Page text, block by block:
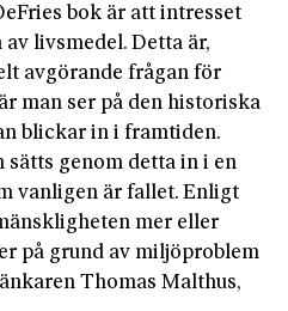
bok är att intresset
livsmedel. Detta är,
avgörande frågan för
man ser på den historiska
blickar in i framtiden.
genom detta in i en
vanligen är fallet. Enligt
mer eller
på grund av miljöproblem
Thomas Malthus,